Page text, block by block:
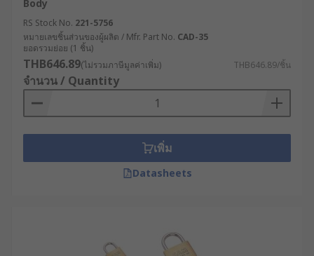
Body
RS Stock No. 221-5756
หมายเลขชิ้นส่วนของผู้ผลิต / Mfr. Part No. CAD-35
ยอดรวมย่อย (1 ชิ้น)
THB646.89(ไม่รวมภาษีมูลค่าเพิ่ม) THB646.89/ชิ้น
จำนวน / Quantity
เพิ่ม
Datasheets